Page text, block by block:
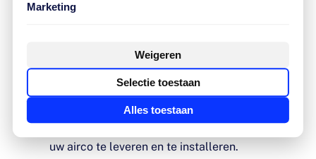
Hoelang is de levertijd van een
airco bij Greeuw?
Wij streven er naar om binnen 6 weken
uw airco te leveren en te installeren.
Marketing
Weigeren
Selectie toestaan
Alles toestaan